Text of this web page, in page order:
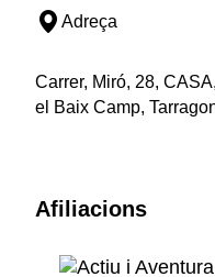
Adreça
Carrer, Miró, 28,
el Baix Camp,
Afiliacions